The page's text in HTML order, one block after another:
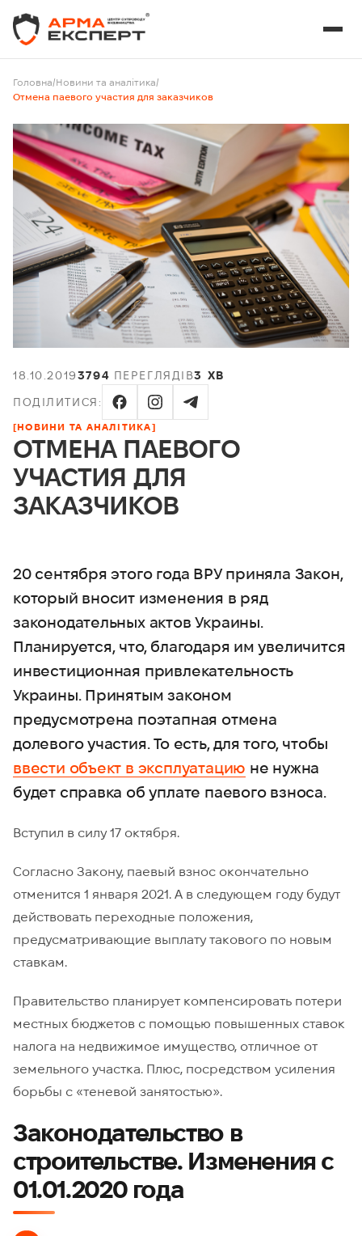
Головна/Новини та аналітика/
Отмена паевого участия для заказчиков
18.10.20193794 ПЕРЕГЛЯДІВ3 ХВ
ПОДІЛИТИСЯ:
[НОВИНИ ТА АНАЛІТИКА]
ОТМЕНА ПАЕВОГО
УЧАСТИЯ ДЛЯ
ЗАКАЗЧИКОВ
20 сентября этого года ВРУ приняла Закон,
который вносит изменения в ряд
законодательных актов Украины.
Планируется, что, благодаря им увеличится
инвестиционная привлекательность
Украины. Принятым законом
предусмотрена поэтапная отмена
долевого участия. То есть, для того, чтобы
ввести объект в эксплуатацию не нужна
будет справка об уплате паевого взноса.
Вступил в силу 17 октября.
Согласно Закону, паевый взнос окончательно
отменится 1 января 2021. А в следующем году будут
действовать переходные положения,
предусматривающие выплату такового по новым
ставкам.
Правительство планирует компенсировать потери
местных бюджетов с помощью повышенных ставок
налога на недвижимое имущество, отличное от
земельного участка. Плюс, посредством усиления
борьбы с «теневой занятостью».
Законодательство в
строительстве. Изменения с
01.01.2020 года